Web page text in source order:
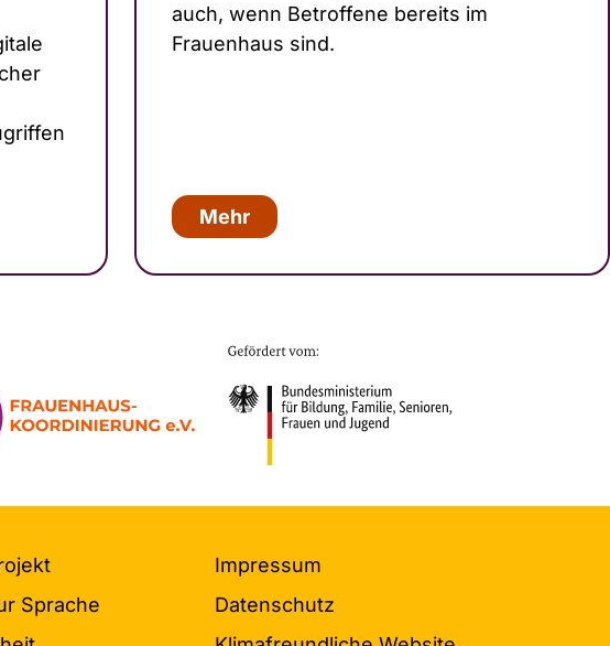
auch, wenn Betroffene bereits im
Frauenhaus sind.
Mehr
Sprache
Impressum
Datenschutz